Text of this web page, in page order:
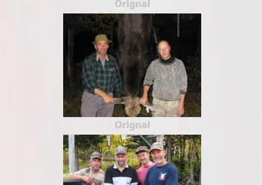
Orignal
Orignal